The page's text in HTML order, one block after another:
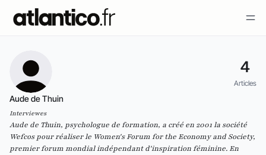
4
Articles
Aude de Thuin
Interviewes
Aude de Thuin, psychologue de formation, a créé en 2001 la société
Wefcos pour réaliser le Women's Forum for the Economy and Society,
premier forum mondial indépendant d'inspiration féminine. En